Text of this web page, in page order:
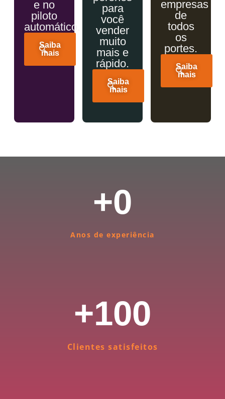
e no
piloto
automático.
Saiba
mais
para
você
vender
muito
mais e
rápido.
Saiba
mais
empresas
de
todos
os
portes.
Saiba
mais
+0
Anos de experiência
+100
Clientes satisfeitos